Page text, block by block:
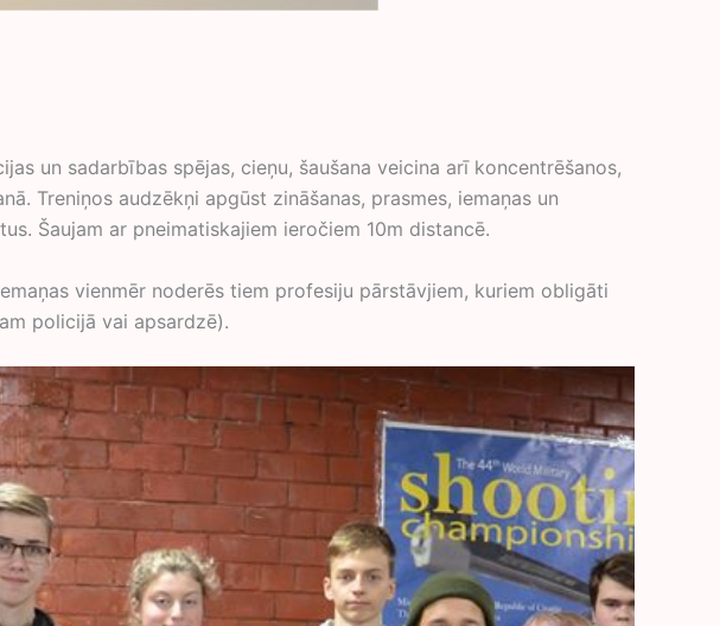
un sadarbības spējas, cieņu, šaušana veicina arī koncentrēšanos,
Treniņos audzēkņi apgūst zināšanas, prasmes, iemaņas un
Šaujam ar pneimatiskajiem ieročiem 10m distancē.
vienmēr noderēs tiem profesiju pārstāvjiem, kuriem obligāti
policijā vai apsardzē).